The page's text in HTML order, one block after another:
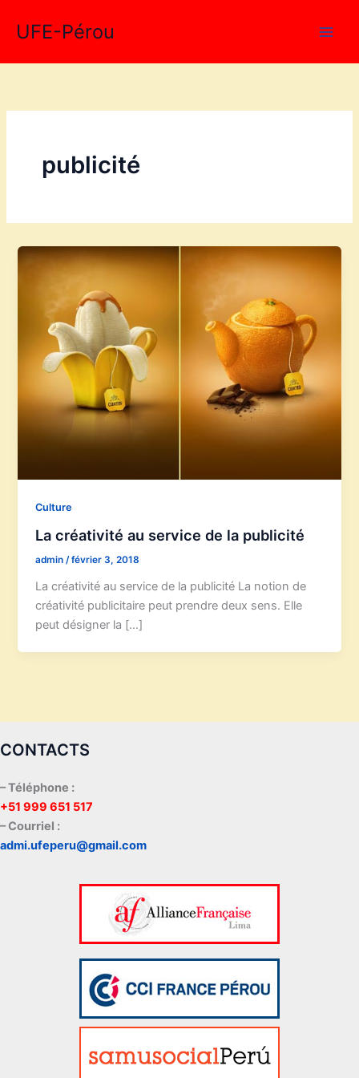
UFE-Pérou
publicité
Culture
La créativité au service de la publicité
admin/février 3, 2018
La créativité au service de la publicité La notion de
créativité publicitaire peut prendre deux sens. Elle
peut désigner la […]
CONTACTS
– Téléphone :
+51 999 651 517
– Courriel :
admi.ufeperu@gmail.com